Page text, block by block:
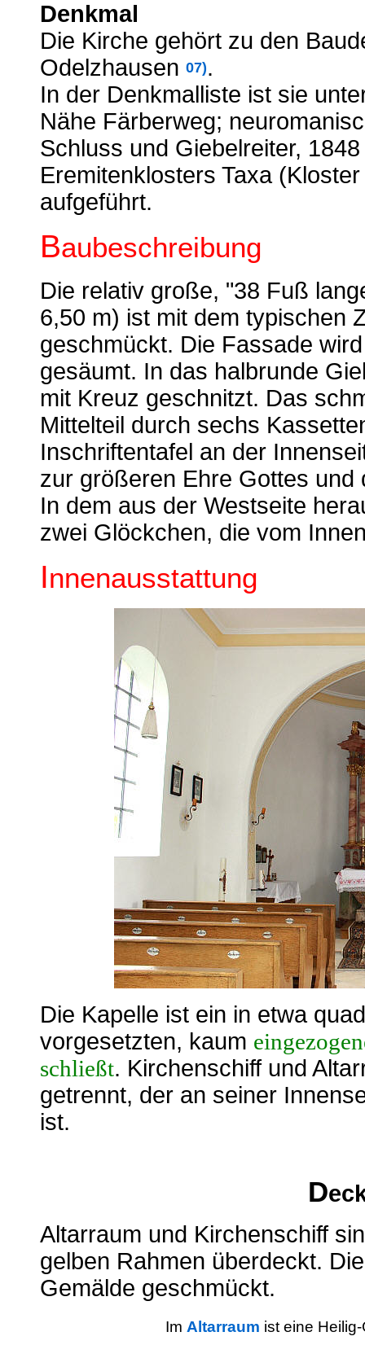
Denkmal
Die Kirche gehört zu den
Odelzhausen 07).
In der Denkmalliste ist sie
Nähe Färberweg;
Schluss und Giebelreiter,
Eremitenklosters Taxa
aufgeführt.
Baubeschreibung
Die relativ große, "38 Fuß
6,50 m) ist mit dem typischen
geschmückt. Die Fassade
gesäumt. In das halbrunde
mit Kreuz geschnitzt. Das
Mittelteil durch sechs
Inschriftentafel an der
zur größeren Ehre Gottes
In dem aus der Westseite
zwei Glöckchen, die vom
Innenausstattung
Die Kapelle ist ein in etwa
vorgesetzten, kaum
schließt. Kirchenschiff und
getrennt, der an seiner
ist.
D
Altarraum und Kirchenschiff
gelben Rahmen überdeckt.
Gemälde geschmückt.
Im Altarraum ist eine